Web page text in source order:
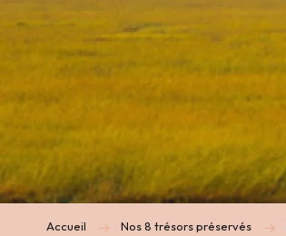
Accueil Nos 8 trésors préservés